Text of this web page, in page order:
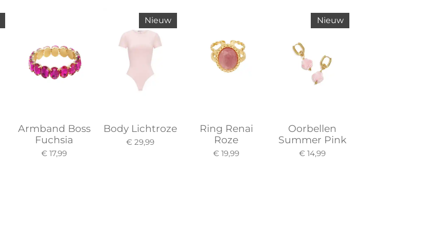
Armband Boss
Fuchsia
€ 17,99
Nieuw
Body Lichtroze
€ 29,99
Ring Renai
Roze
€ 19,99
Nieuw
Oorbellen
Summer Pink
€ 14,99